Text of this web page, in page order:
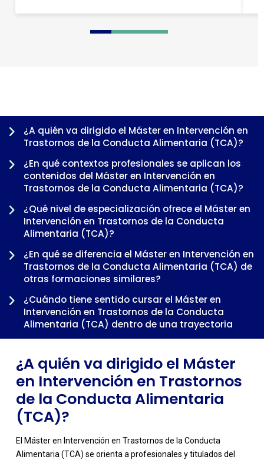
0 1 2 3 4 5 6 7 8
¿A quién va dirigido el Máster en Intervención en
Trastornos de la Conducta Alimentaria (TCA)?
¿En qué contextos profesionales se aplican los
contenidos del Máster en Intervención en
Trastornos de la Conducta Alimentaria (TCA)?
¿Qué nivel de especialización ofrece el Máster en
Intervención en Trastornos de la Conducta
Alimentaria (TCA)?
¿En qué se diferencia el Máster en Intervención en
Trastornos de la Conducta Alimentaria (TCA) de
otras formaciones similares?
¿Cuándo tiene sentido cursar el Máster en
Intervención en Trastornos de la Conducta
Alimentaria (TCA) dentro de una trayectoria
profesional?
¿A quién va dirigido el Máster
en Intervención en Trastornos
de la Conducta Alimentaria
(TCA)?
El Máster en Intervención en Trastornos de la Conducta
Alimentaria (TCA) se orienta a profesionales y titulados del